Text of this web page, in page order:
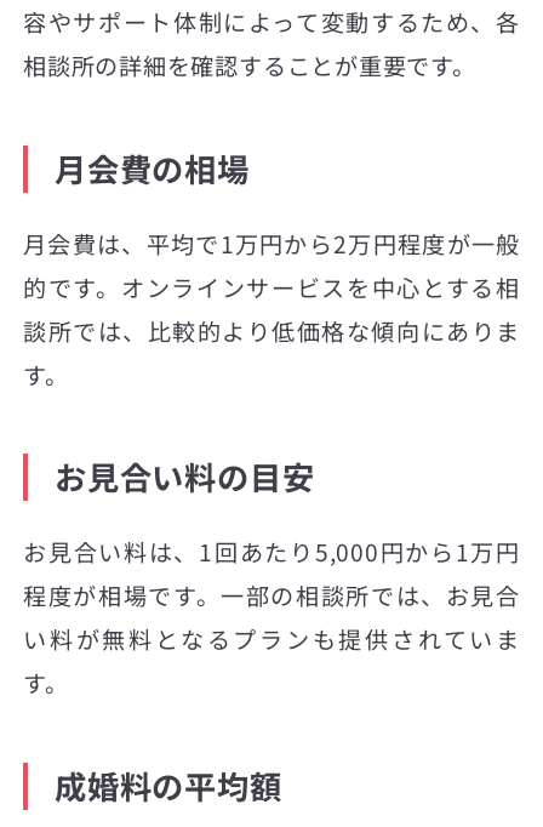
容やサポート体制によって変動するため、各
相談所の詳細を確認することが重要です。
月会費の相場
月会費は、平均で1万円から2万円程度が一般
的です。オンラインサービスを中心とする相
談所では、比較的より低価格な傾向にありま
す。
お見合い料の目安
お見合い料は、1回あたり5,000円から1万円
程度が相場です。一部の相談所では、お見合
い料が無料となるプランも提供されていま
す。
成婚料の平均額